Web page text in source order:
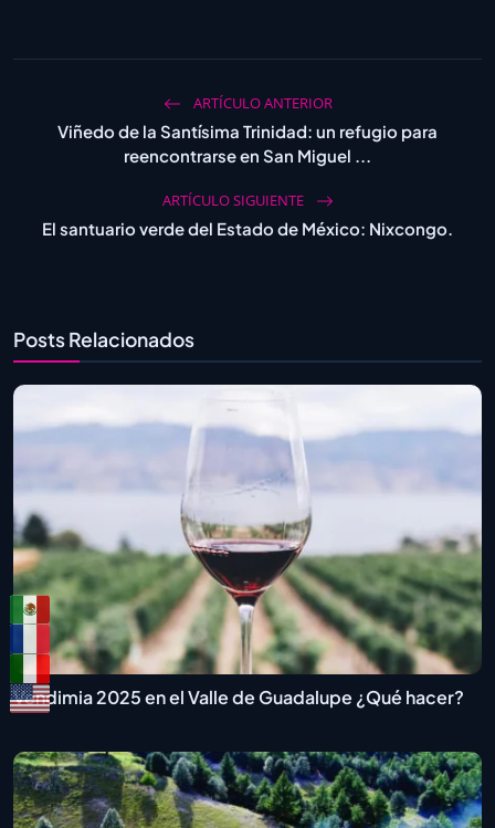
ARTÍCULO ANTERIOR
Viñedo de la Santísima Trinidad: un refugio para
reencontrarse en San Miguel ...
ARTÍCULO SIGUIENTE
El santuario verde del Estado de México: Nixcongo.
Posts Relacionados
Vendimia 2025 en el Valle de Guadalupe ¿Qué hacer?